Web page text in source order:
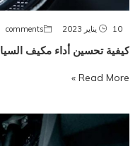
10 يناير 2023 comments
كيفية تحسين أداء مكيف السيارة
Read More »